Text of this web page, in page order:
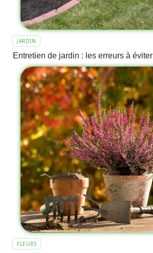
JARDIN
Entretien de jardin : les erreurs à éviter
FLEURS